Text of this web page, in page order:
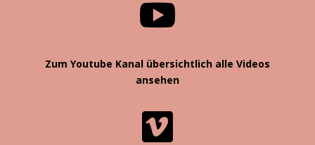

Zum Youtube Kanal übersichtlich alle Videos
ansehen
